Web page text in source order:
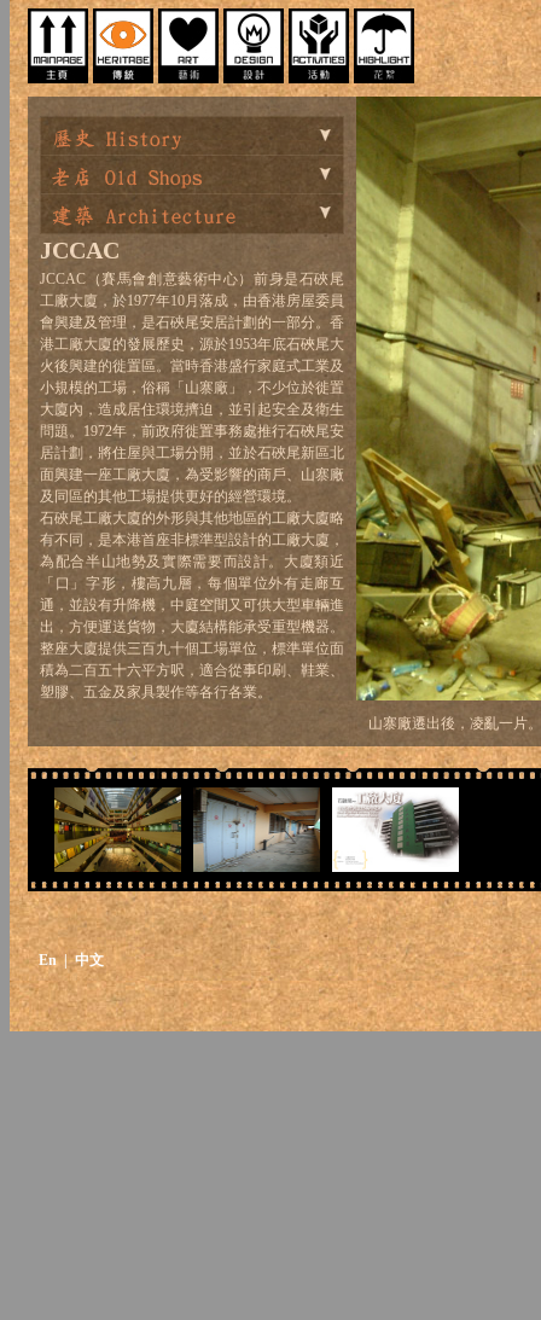
JCCAC
JCCAC（賽馬會創意藝術中心）前身是石硤尾
工廠大廈，於1977年10月落成，由香港房屋委員
會興建及管理，是石硤尾安居計劃的一部分。香
港工廠大廈的發展歷史，源於1953年底石硤尾大
火後興建的徙置區。當時香港盛行家庭式工業及
小規模的工場，俗稱「山寨廠」，不少位於徙置
大廈內，造成居住環境擠迫，並引起安全及衛生
問題。1972年，前政府徙置事務處推行石硤尾安
居計劃，將住屋與工場分開，並於石硤尾新區北
面興建一座工廠大廈，為受影響的商戶、山寨廠
及同區的其他工場提供更好的經營環境。
石硤尾工廠大廈的外形與其他地區的工廠大廈略
有不同，是本港首座非標準型設計的工廠大廈，
為配合半山地勢及實際需要而設計。大廈類近
「口」字形，樓高九層，每個單位外有走廊互
通，並設有升降機，中庭空間又可供大型車輛進
出，方便運送貨物，大廈結構能承受重型機器。
整座大廈提供三百九十個工場單位，標準單位面
積為二百五十六平方呎，適合從事印刷、鞋業、
塑膠、五金及家具製作等各行各業。
山寨廠遷出後，凌亂一片。
En| 中文